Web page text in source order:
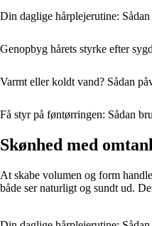
Din daglige hårplejerutine:
Genopbyg hårets styrke efter
Varmt eller koldt vand? Sådan
Få styr på føntørringen: Sådan
Skønhed med
At skabe volumen og form
både ser naturligt og sundt ud.